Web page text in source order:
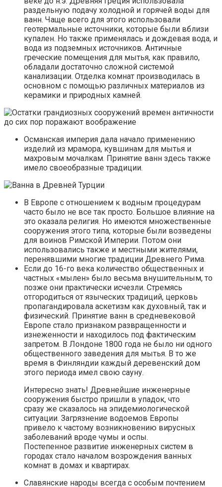
раздельную подачу холодной и горячей воды для
ванн. Чаще всего для этого использовали
геотермальные источники, которые были вблизи
купален. Но также применялась и дождевая вода, и
вода из подземных источников. Античные
греческие помещения для мытья, как правило,
обладали достаточно сложной системой
канализации. Отделка комнат производилась в
основном с помощью различных материалов из
керамики и природных камней.
Османская империя дала начало применению
изделий из мрамора, кувшинам для мытья и
махровым мочалкам. Принятие ванн здесь также
имело своеобразные традиции.
В Европе с отношением к водным процедурам
часто было не все так просто. Большое влияние на
это оказала религия. Но имеются множественные
сооружения этого типа, которые были возведены
для воинов Римской Империи. Потом они
использовались также и местными жителями,
перенявшими многие традиции Древнего Рима.
Если до 16-го века количество общественных и
частных «мылен» было весьма внушительным, то
позже они практически исчезли. Стремясь
отгородиться от языческих традиций, церковь
пропагандировала аскетизм как духовный, так и
физический. Принятие ванн в средневековой
Европе стало признаком развращенности и
изнеженности и находилось под фактическим
запретом. В Лондоне 1800 года не было ни одного
общественного заведения для мытья. В то же
время в Финляндии каждый деревенский дом
этого периода имел свою сауну.
Интересно знать! Древнейшие инженерные
сооружения быстро пришли в упадок, что
сразу же сказалось на эпидемиологической
ситуации. Загрязнение водоемов Европы
привело к частому возникновению вирусных
заболеваний вроде чумы и оспы.
Постепенное развитие инженерных систем в
городах стало началом возрождения ванных
комнат в домах и квартирах.
Славянские народы всегда с особым почтением